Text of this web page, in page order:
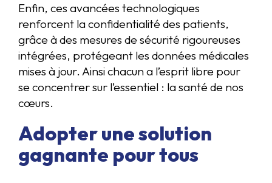
Enfin, ces avancées technologiques
renforcent la confidentialité des patients,
grâce à des mesures de sécurité rigoureuses
intégrées, protégeant les données médicales
mises à jour. Ainsi chacun a l’esprit libre pour
se concentrer sur l’essentiel : la santé de nos
cœurs.
Adopter une solution
gagnante pour tous